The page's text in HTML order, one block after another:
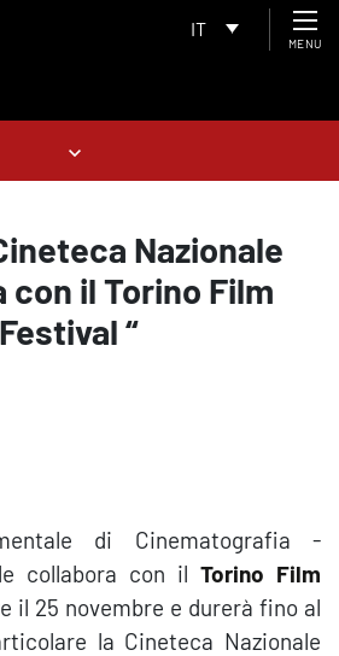
IT
MENU
Nazionale
con il Torino Film
Festival “
di Cinematografia -
collabora con il Torino Film
il 25 novembre e durerà fino al
la Cineteca Nazionale